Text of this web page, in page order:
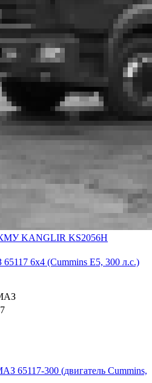
KANGLIR KS2056H
6х4 (Cummins E5, 300 л.с.)
65117-300 (двигатель Cummins,